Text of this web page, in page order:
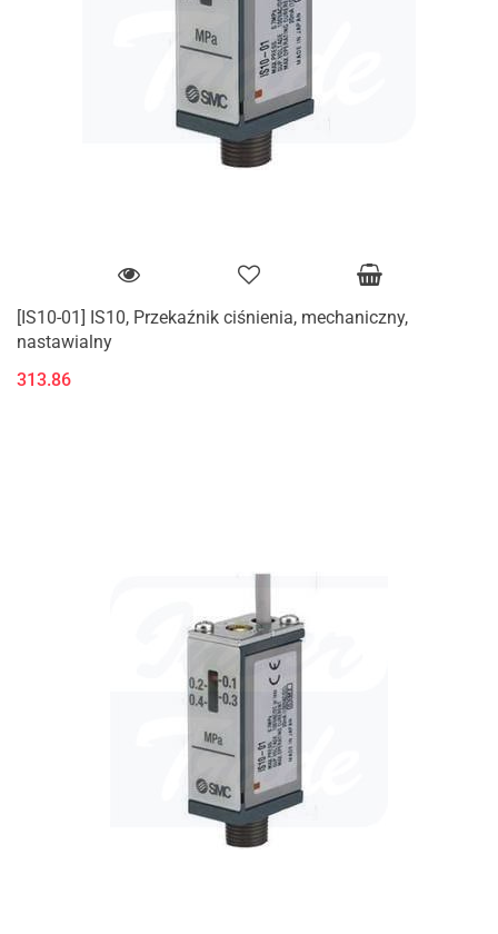
[IS10-01] IS10, Przekaźnik ciśnienia, mechaniczny,
nastawialny
313.86